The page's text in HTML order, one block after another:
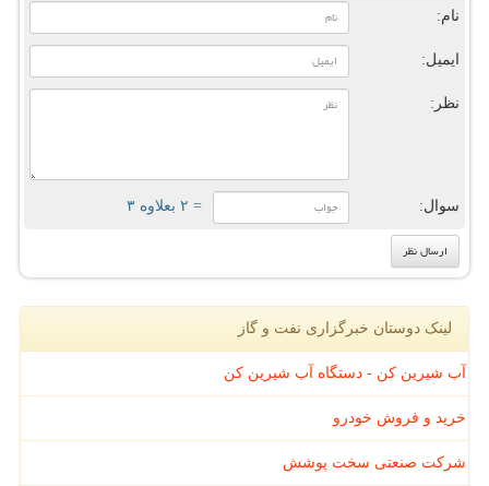
نام:
ایمیل:
نظر:
سوال: = ۲ بعلاوه ۳
لینک دوستان خبرگزاری نفت و گاز
آب شیرین کن - دستگاه آب شیرین کن
خرید و فروش خودرو
شرکت صنعتی سخت پوشش